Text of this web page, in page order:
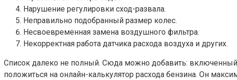
Нарушение регулировки сход-развала.
Неправильно подобранный размер колес.
Несвоевременная замена воздушного фильтра.
Некорректная работа датчика расхода воздуха и других.
Список далеко не полный. Сюда можно добавить:
положиться на онлайн-калькулятор расхода бензина. Он